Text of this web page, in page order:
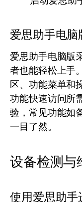
爱思助手电
爱思助手电脑版
者也能轻松上手
区、功能菜单和
功能快速访问所
验，常见功能如
一目了然。
设备检测与
使用爱思助手